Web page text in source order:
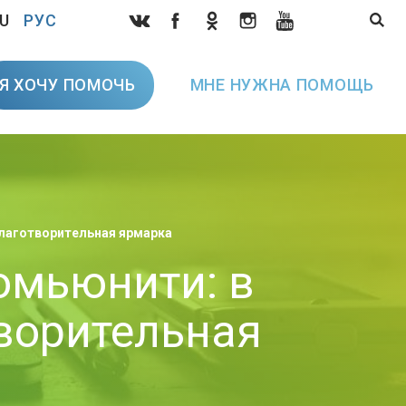
РУС
ХОЧУ ПОМОЧЬ МНЕ НУЖНА ПОМОЩЬ
ярмарка
в